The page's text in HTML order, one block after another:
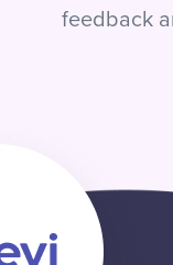
feedback